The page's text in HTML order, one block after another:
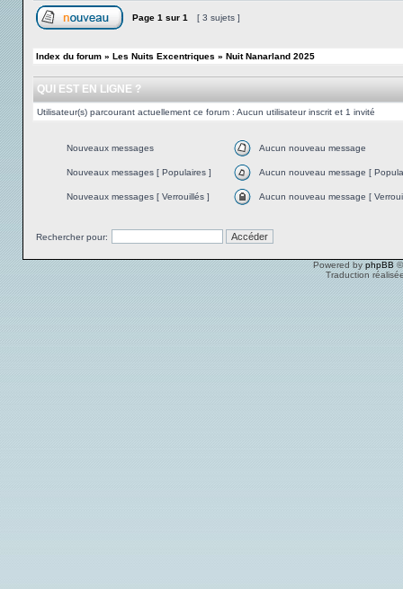
Page 1 sur 1 [ 3 sujets ]
Index du forum » Les Nuits Excentriques » Nuit Nanarland 2025
QUI EST EN LIGNE ?
Utilisateur(s) parcourant actuellement ce forum : Aucun utilisateur inscrit et 1 invité
Nouveaux messages Aucun nouveau message
Nouveaux messages [ Populaires ] Aucun nouveau message [
Nouveaux messages [ Verrouillés ] Aucun nouveau message [
Rechercher pour:
Powered by phpBB
Traduction